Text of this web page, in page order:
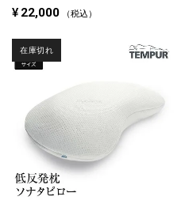
¥ 22,000 税込
在庫切れ